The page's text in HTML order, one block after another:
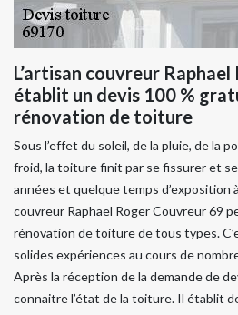
L’artisan couvreur
établit un devis 100 %
rénovation de toiture
Sous l’effet du soleil, de la pluie, de la
froid, la toiture finit par se fissurer et
années et quelque temps d’exposition
couvreur Raphael Roger Couvreur 69
rénovation de toiture de tous types.
solides expériences au cours de
Après la réception de la demande de
connaitre l’état de la toiture. Il établit